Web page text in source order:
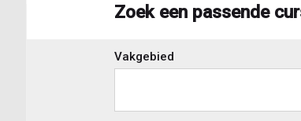
Zoek een passende
Vakgebied